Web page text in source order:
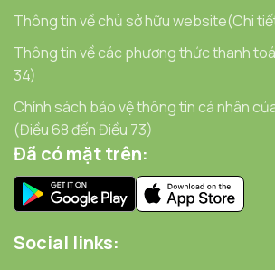
Thông tin về chủ sở hữu website(Chi
Thông tin về các phương thức thanh
34)
Chính sách bảo vệ thông tin cá nhân
(Điều 68 đến Điều 73)
Đã có mặt trên:
Social links: